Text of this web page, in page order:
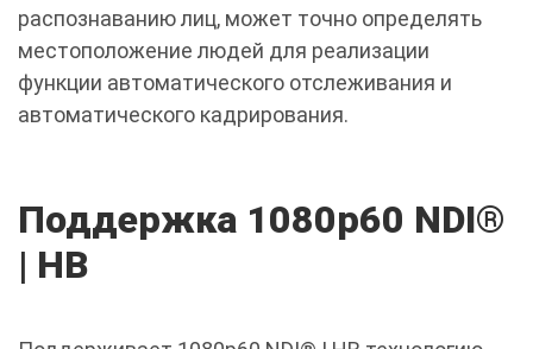
распознаванию лиц, может точно определять
местоположение людей для реализации
функции автоматического отслеживания и
автоматического кадрирования.
Поддержка 1080p60 NDI®
| НВ